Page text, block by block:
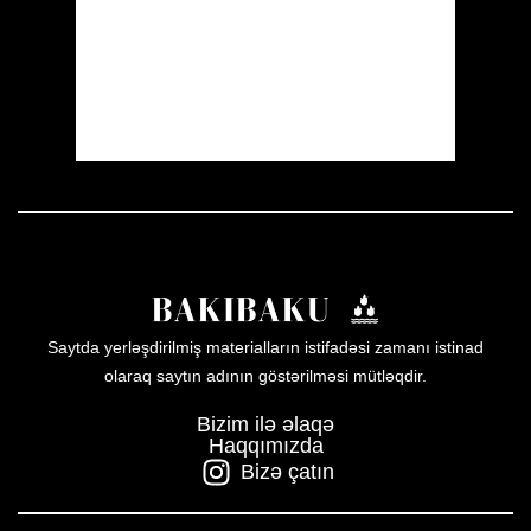
Saytda yerləşdirilmiş materialların istifadəsi zamanı istinad
olaraq saytın adının göstərilməsi mütləqdir.
Bizim ilə əlaqə
Haqqımızda
Bizə çatın